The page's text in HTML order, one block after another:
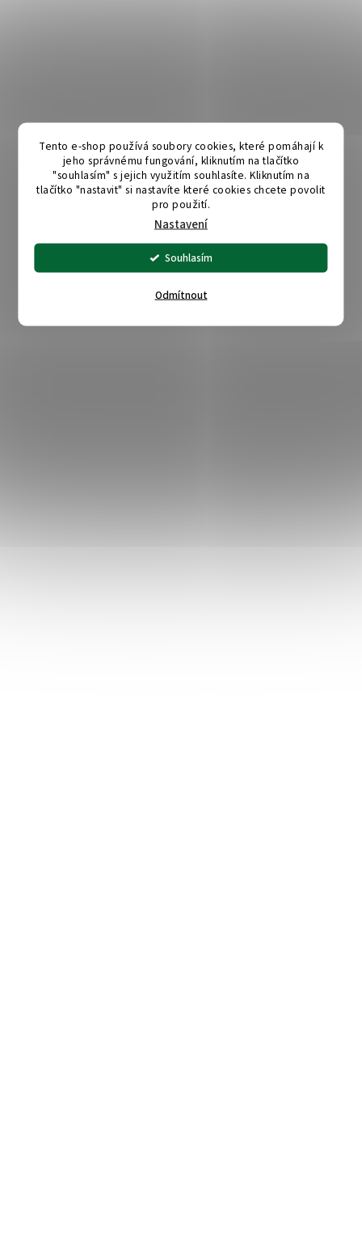
Tento e-shop používá soubory cookies, které pomáhají k
jeho správnému fungování, kliknutím na tlačítko
"souhlasím" s jejich využitím souhlasíte. Kliknutím na
tlačítko "nastavit" si nastavíte které cookies chcete povolit
pro použití.
Nastavení
Odmítnout
Souhlasím